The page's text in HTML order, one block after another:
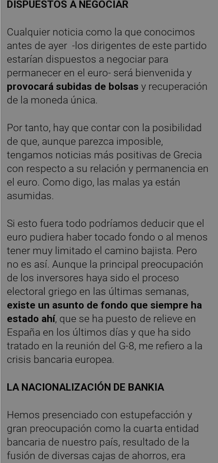
DISPUESTOS A NEGOCIAR
Cualquier noticia como la que conocimos
antes de ayer -los dirigentes de este partido
estarían dispuestos a negociar para
permanecer en el euro- será bienvenida y
provocará subidas de bolsasy recuperación
de la moneda única.
Por tanto, hay que contar con la posibilidad
de que, aunque parezca imposible,
tengamos noticias más positivas de Grecia
con respecto a su relación y permanencia en
el euro. Como digo, las malas ya están
asumidas.
Si esto fuera todo podríamos deducir que el
euro pudiera haber tocado fondo o al menos
tener muy limitado el camino bajista. Pero
no es así. Aunque la principal preocupación
de los inversores haya sido el proceso
electoral griego en las últimas semanas,
existe un asunto de fondo que siempre ha
estado ahí, que se ha puesto de relieve en
España en los últimos días y que ha sido
tratado en la reunión del G-8, me refiero a la
crisis bancaria europea.
LA NACIONALIZACIÓN DE BANKIA
Hemos presenciado con estupefacción y
gran preocupación como la cuarta entidad
bancaria de nuestro país, resultado de la
fusión de diversas cajas de ahorros, era